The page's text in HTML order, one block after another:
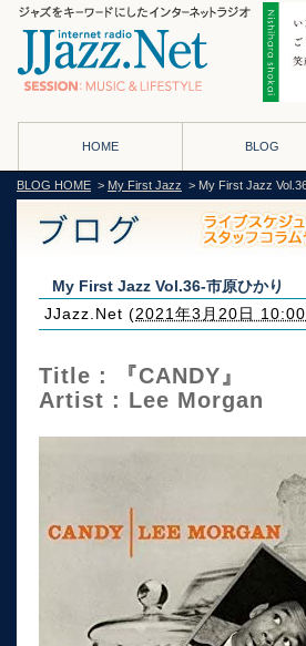
HOME BLOG
BLOG HOME > My First Jazz > My First Jazz
My First Jazz Vol.36-市原ひかり
JJazz.Net (2021年3月20日 10:00
Title : 『CANDY』
Artist : Lee Morgan